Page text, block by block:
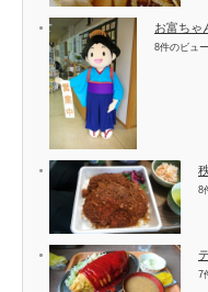
お富ちゃ
8件のビュー
8
7